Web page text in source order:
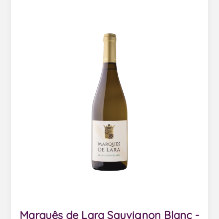
Marquês de Lara Sauvignon Blanc -